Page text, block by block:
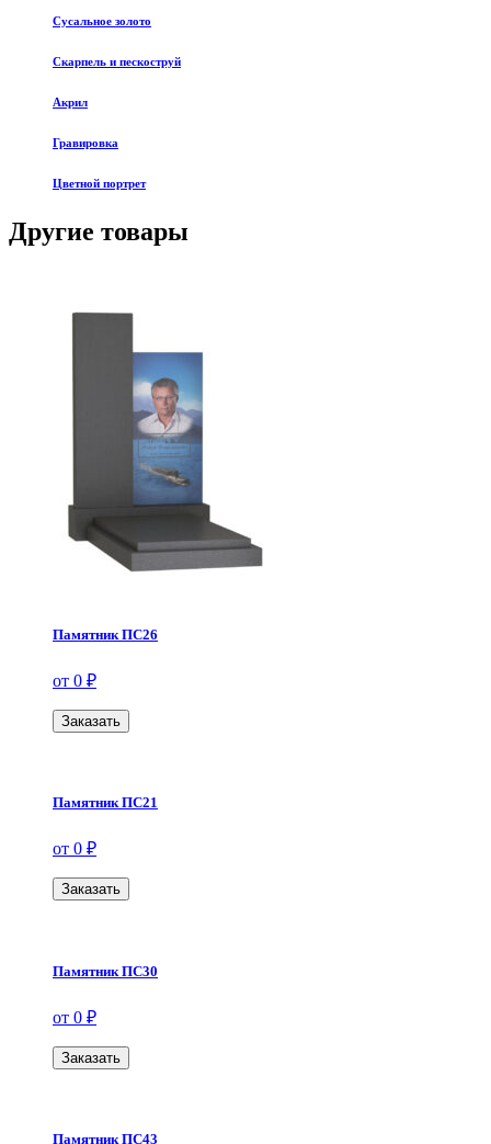
Сусальное золото
Скарпель и пескоструй
Акрил
Гравировка
Цветной портрет
Другие товары
Памятник ПС26
от 0 ₽
Заказать
Памятник ПС21
от 0 ₽
Заказать
Памятник ПС30
от 0 ₽
Заказать
Памятник ПС43